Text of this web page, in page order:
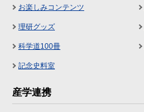
お楽しみコンテンツ
理研グッズ
科学道100冊
記念史料室
産学連携